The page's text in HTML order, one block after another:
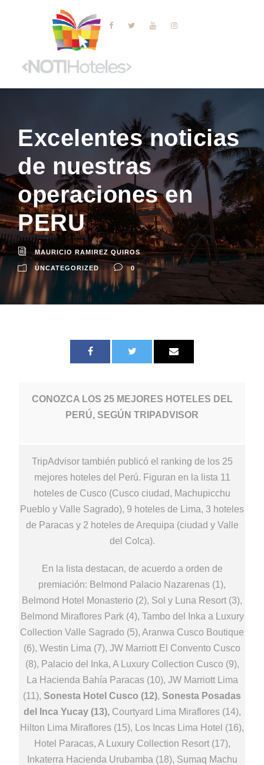
Excelentes noticias
de nuestras
operaciones en
PERU
MAURICIO RAMIREZ QUIROS
UNCATEGORIZED 0
CONOZCA LOS 25 MEJORES HOTELES DEL
PERÚ, SEGÚN TRIPADVISOR
TripAdvisor también publicó el ranking de los 25
mejores hoteles del Perú. Figuran en la lista 11
hoteles de Cusco (Cusco ciudad, Machupicchu
Pueblo y Valle Sagrado), 9 hoteles de Lima, 3 hoteles
de Paracas y 2 hoteles de Arequipa (ciudad y Valle
del Colca).
En la lista destacan, de acuerdo a orden de
premiación: Belmond Palacio Nazarenas (1),
Belmond Hotel Monasterio (2), Sol y Luna Resort (3),
Belmond Miraflores Park (4), Tambo del Inka a Luxury
Collection Valle Sagrado (5), Aranwa Cusco Boutique
(6), Westin Lima (7), JW Marriott El Convento Cusco
(8), Palacio del Inka, A Luxury Collection Cusco (9),
La Hacienda Bahía Paracas (10), JW Marriott Lima
(11), Sonesta Hotel Cusco (12), Sonesta Posadas
del Inca Yucay (13),Courtyard Lima Miraflores (14),
Hilton Lima Miraflores (15), Los Incas Lima Hotel (16),
Hotel Paracas, A Luxury Collection Resort (17),
Inkaterra Hacienda Urubamba (18), Sumaq Machu